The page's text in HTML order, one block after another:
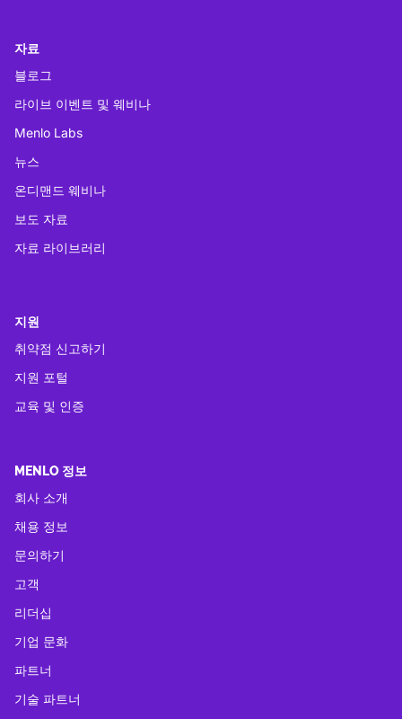
자료
블로그
라이브 이벤트 및 웨비나
Menlo Labs
뉴스
온디맨드 웨비나
보도 자료
자료 라이브러리
지원
취약점 신고하기
지원 포털
교육 및 인증
MENLO 정보
회사 소개
채용 정보
문의하기
고객
리더십
기업 문화
파트너
기술 파트너